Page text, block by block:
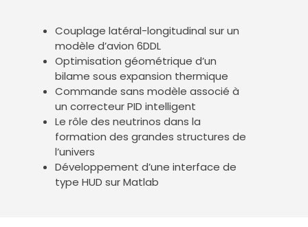
Couplage latéral-longitudinal sur un
modèle d’avion 6DDL
Optimisation géométrique d’un
bilame sous expansion thermique
Commande sans modèle associé à
un correcteur PID intelligent
Le rôle des neutrinos dans la
formation des grandes structures de
l’univers
Développement d’une interface de
type HUD sur Matlab